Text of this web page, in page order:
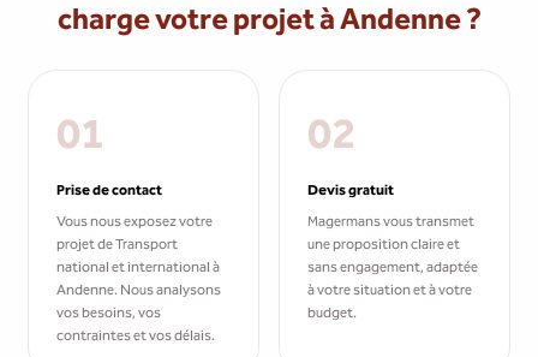
charge votre projet à Andenne ?
01
Prise de contact
Vous nous exposez votre
projet de Transport
national et international à
Andenne. Nous analysons
vos besoins, vos
contraintes et vos délais.
02
Devis gratuit
Magermans vous transmet
une proposition claire et
sans engagement, adaptée
à votre situation et à votre
budget.